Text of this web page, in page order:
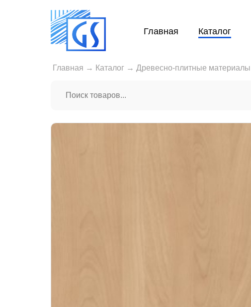
Главная Каталог
Главная → Каталог → Древесно-плитные материалы